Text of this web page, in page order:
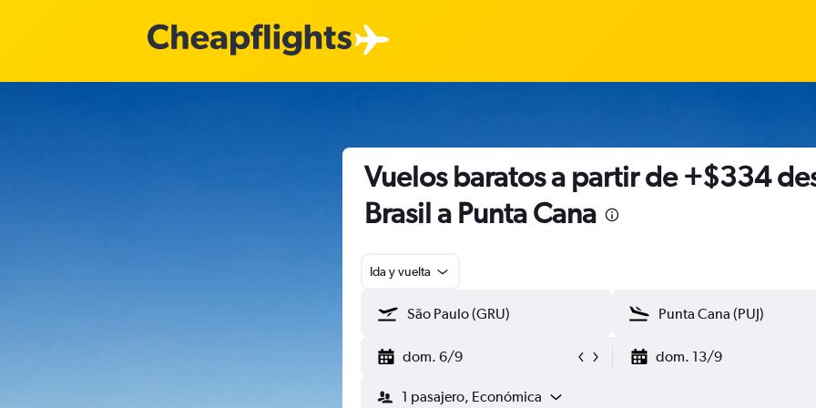
Vuelos baratos a partir de +$334
Brasil a Punta Cana
Ida y vuelta
dom. 6/9 dom. 13/9
1 pasajero, Económica